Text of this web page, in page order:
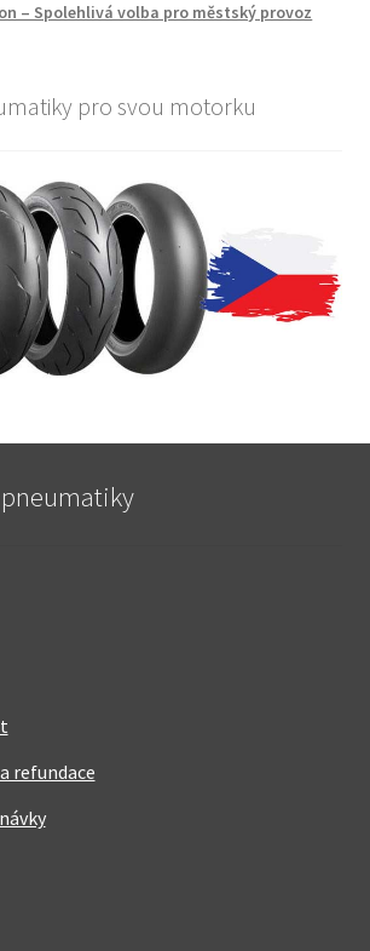
– Spolehlivá volba pro městský provoz
pro svou motorku
refundace